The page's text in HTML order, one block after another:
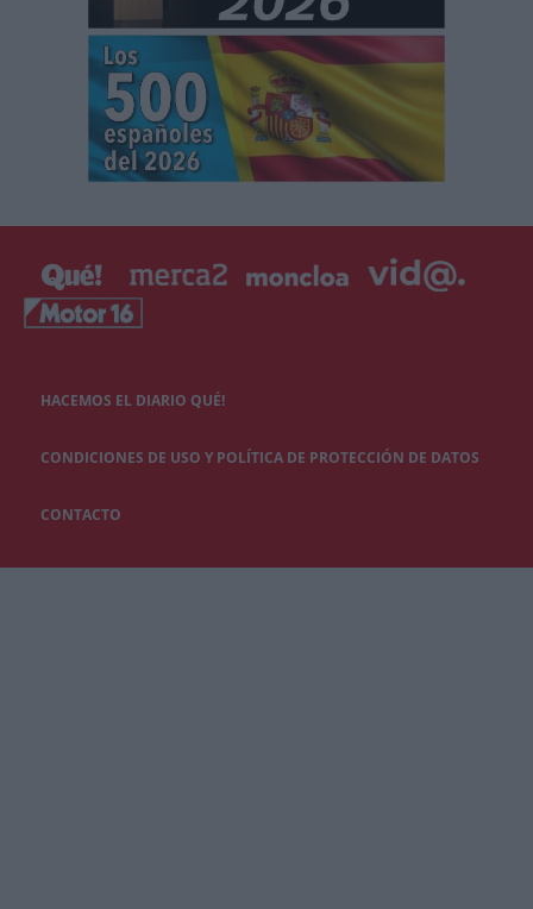
HACEMOS EL DIARIO QUÉ!
CONDICIONES DE USO Y POLÍTICA DE PROTECCIÓN DE DATOS
CONTACTO